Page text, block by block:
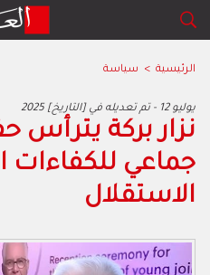
الرئيسية > سياسة
2025 يوليو 12 - تم تعديله في [التاريخ]
نزار بركة يترأس
جماعي للكفاءات
الاستقلال